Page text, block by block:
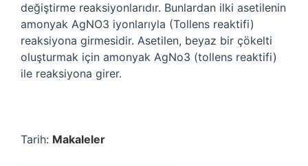
değiştirme reaksiyonlarıdır. Bunlardan ilki asetilenin
amonyak AgNO3 iyonlarıyla (Tollens reaktifi)
reaksiyona girmesidir. Asetilen, beyaz bir çökelti
oluşturmak için amonyak AgNo3 (tollens reaktifi)
ile reaksiyona girer.
Tarih: Makaleler